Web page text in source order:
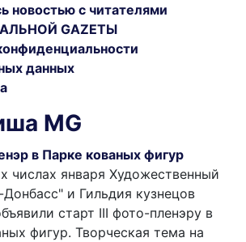
новостью с читателями
GAZЕТЫ
данных
MG
в Парке кованых фигур
числах января Художественный
и Гильдия кузнецов
старт III фото-пленэру в
фигур. Творческая тема на